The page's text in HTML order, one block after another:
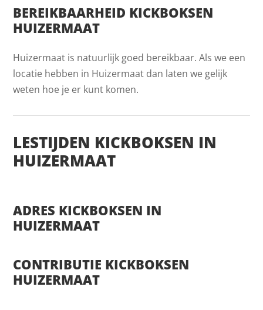
BEREIKBAARHEID KICKBOKSEN
HUIZERMAAT
Huizermaat is natuurlijk goed bereikbaar. Als we een
locatie hebben in Huizermaat dan laten we gelijk
weten hoe je er kunt komen.
LESTIJDEN KICKBOKSEN IN
HUIZERMAAT
ADRES KICKBOKSEN IN
HUIZERMAAT
CONTRIBUTIE KICKBOKSEN
HUIZERMAAT